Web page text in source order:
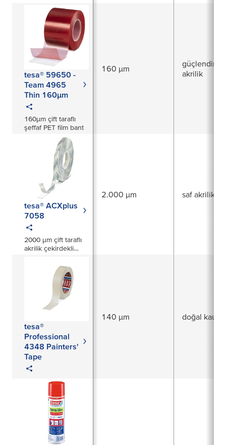
tesa® 59650 -
Team 4965
Thin 160µm
160µm çift taraflı
şeffaf PET film bant
160 µm
akrilik
tesa® ACXplus
7058
2000 µm çift taraflı
akrilik çekirdekli
2.000 µm saf akrilik
tesa®
Professional
4348 Painters'
Tape
140 µm doğal